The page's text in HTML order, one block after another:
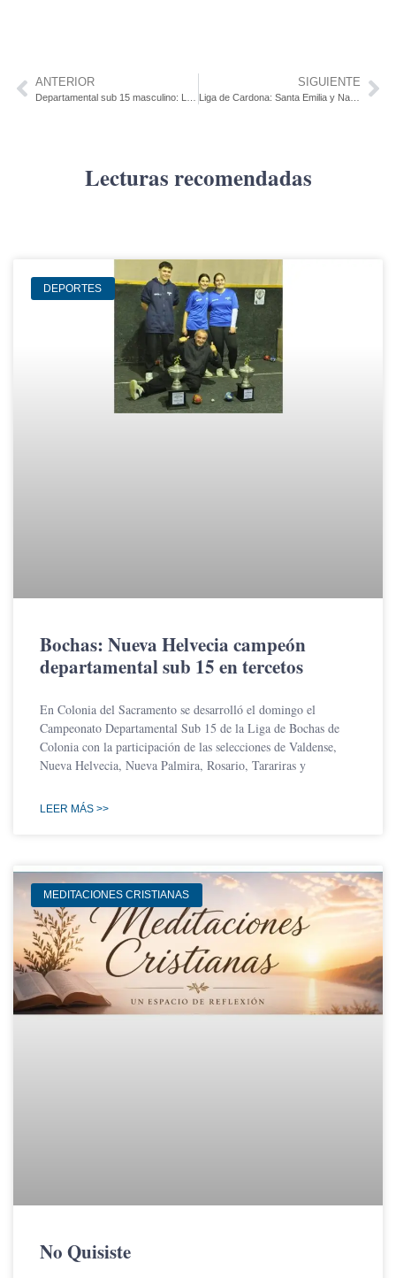
ANTERIOR SIGUIENTE
Liga de Cardona: Santa Emilia y Nacional llegan a la última fecha igualados en puntos.
Lecturas recomendadas
DEPORTES
Bochas: Nueva Helvecia campeón
departamental sub 15 en tercetos
En Colonia del Sacramento se desarrolló el domingo el
Campeonato Departamental Sub 15 de la Liga de Bochas de
Colonia con la participación de las selecciones de Valdense,
Nueva Helvecia, Nueva Palmira, Rosario, Tarariras y
LEER MÁS >>
MEDITACIONES CRISTIANAS
No Quisiste